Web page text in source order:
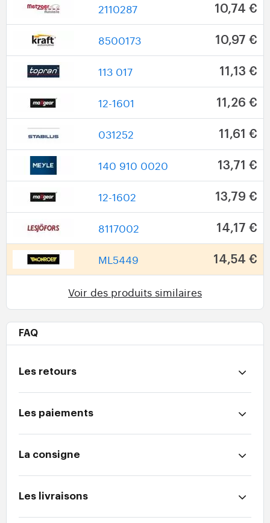
2110287 10,74 €
8500173 10,97 €
113 017 11,13 €
12-1601 11,26 €
031252 11,61 €
140 910 0020 13,71 €
12-1602 13,79 €
8117002 14,17 €
ML5449 14,54 €
Voir des produits similaires
FAQ
Les retours
Les paiements
La consigne
Les livraisons